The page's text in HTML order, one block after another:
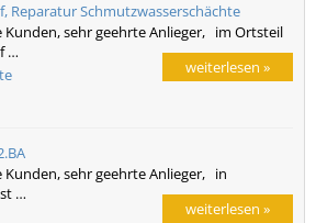
Reparatur Schmutzwasserschächte
Kunden, sehr geehrte Anlieger, im Ortsteil
…
weiterlesen »
Kunden, sehr geehrte Anlieger, in
…
weiterlesen »